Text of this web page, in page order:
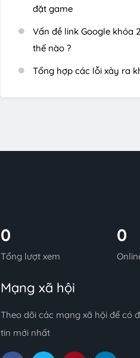
đặt game
Vấn đề link Google khóa
thế nào ?
Tổng hợp các lỗi xảy ra
0
Tổng lượt xem
0
Mạng xã hội
Theo dõi các mạng xã hội để có
tin mới nhất